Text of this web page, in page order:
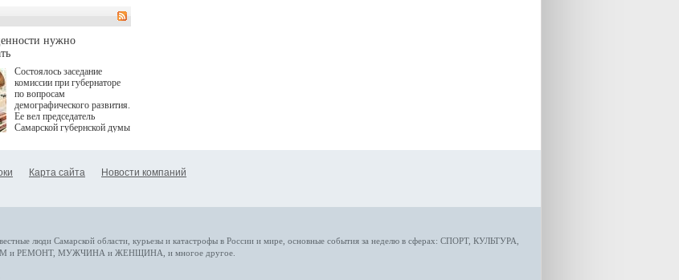
определенными барьерами.
К ним можно отнести
возникающие при работе с
данными пациентов. Для
более динамичного роста
проникновения инноваций в
сегмент необходимо кросс-
отраслевое взаимодействие
рассказала Ольга Сорокина,
ходе сессии "Развитие
качества жизни" в рамках
ПМЭФ 2025. В дискуссии
нужно
Состоялось заседание
комиссии при губернаторе
по вопросам
демографического развития.
Ее вел председатель
Самарской губернской думы
Карта сайта Новости компаний
люди Самарской области, курьезы и катастрофы в России и мире , основные события за неделю в сферах: СПОРТ, КУЛЬТУРА,
и РЕМОНТ, МУЖЧИНА и ЖЕНЩИНА , и многое другое